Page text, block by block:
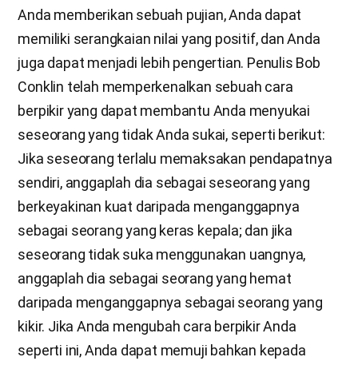
Anda memberikan sebuah pujian, Anda dapat
memiliki serangkaian nilai yang positif, dan Anda
juga dapat menjadi lebih pengertian. Penulis Bob
Conklin telah memperkenalkan sebuah cara
berpikir yang dapat membantu Anda menyukai
seseorang yang tidak Anda sukai, seperti berikut:
Jika seseorang terlalu memaksakan pendapatnya
sendiri, anggaplah dia sebagai seseorang yang
berkeyakinan kuat daripada menganggapnya
sebagai seorang yang keras kepala; dan jika
seseorang tidak suka menggunakan uangnya,
anggaplah dia sebagai seorang yang hemat
daripada menganggapnya sebagai seorang yang
kikir. Jika Anda mengubah cara berpikir Anda
seperti ini, Anda dapat memuji bahkan kepada